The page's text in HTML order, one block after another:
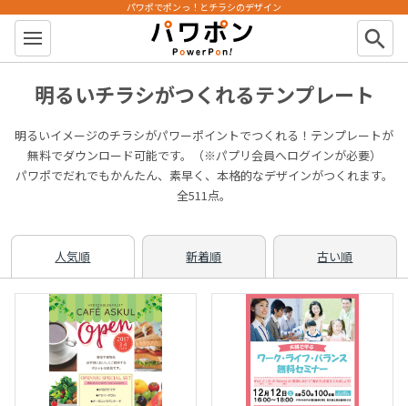
パワポン
パワポでポンっ！とチラシのデザイン
search
明るいチラシがつくれるテンプレート
明るいイメージのチラシがパワーポイントでつくれる！テンプレートが
無料でダウンロード可能です。（※パプリ会員へログインが必要）
パワポでだれでもかんたん、素早く、本格的なデザインがつくれます。
全511点。
人気順 新着順 古い順